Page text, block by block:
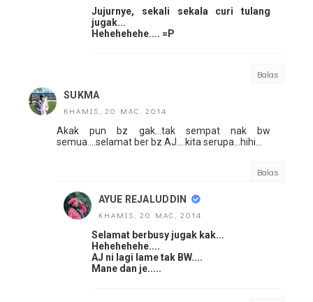
Jujurnye, sekali sekala curi tulang
jugak...
Hehehehehe.... =P
Balas
SUKMA
KHAMIS, 20 MAC, 2014
Akak pun bz gak...tak sempat nak bw
semua....selamat ber bz AJ....kita serupa...hihi...
Balas
AYUE REJALUDDIN
KHAMIS, 20 MAC, 2014
Selamat berbusy jugak kak...
Hehehehehe....
AJ ni lagi lame tak BW....
Mane dan je.....